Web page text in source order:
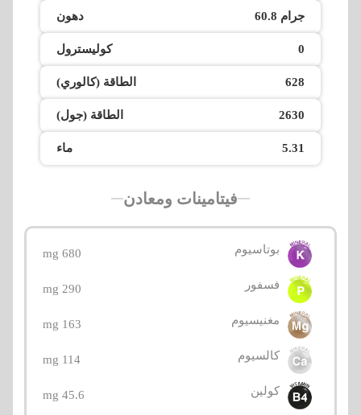
دهون 60.8 جرام
كوليسترول 0
الطاقة (كالوري) 628
الطاقة (جول) 2630
ماء 5.31
فيتامينات ومعادن
بوتاسيوم 680 mg
فسفور 290 mg
مغنيسيوم 163 mg
كالسيوم 114 mg
كولين 45.6 mg